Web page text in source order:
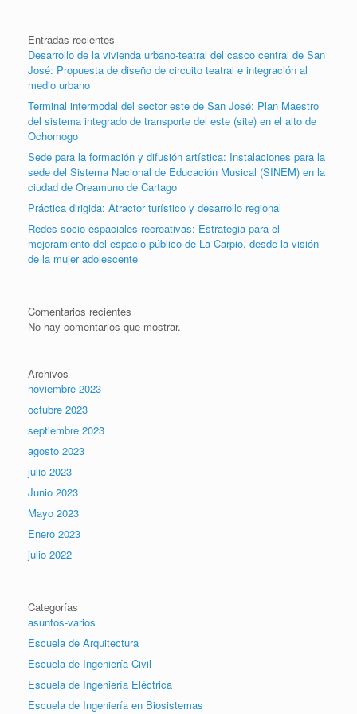
Entradas recientes
Desarrollo de la vivienda urbano-teatral del casco central de San
José: Propuesta de diseño de circuito teatral e integración al
medio urbano
Terminal intermodal del sector este de San José: Plan Maestro
del sistema integrado de transporte del este (site) en el alto de
Ochomogo
Sede para la formación y difusión artística: Instalaciones para la
sede del Sistema Nacional de Educación Musical (SINEM) en la
ciudad de Oreamuno de Cartago
Práctica dirigida: Atractor turístico y desarrollo regional
Redes socio espaciales recreativas: Estrategia para el
mejoramiento del espacio público de La Carpio, desde la visión
de la mujer adolescente
Comentarios recientes
No hay comentarios que mostrar.
Archivos
noviembre 2023
octubre 2023
septiembre 2023
agosto 2023
julio 2023
Junio 2023
Mayo 2023
Enero 2023
julio 2022
Categorías
asuntos-varios
Escuela de Arquitectura
Escuela de Ingeniería Civil
Escuela de Ingeniería Eléctrica
Escuela de Ingeniería en Biosistemas